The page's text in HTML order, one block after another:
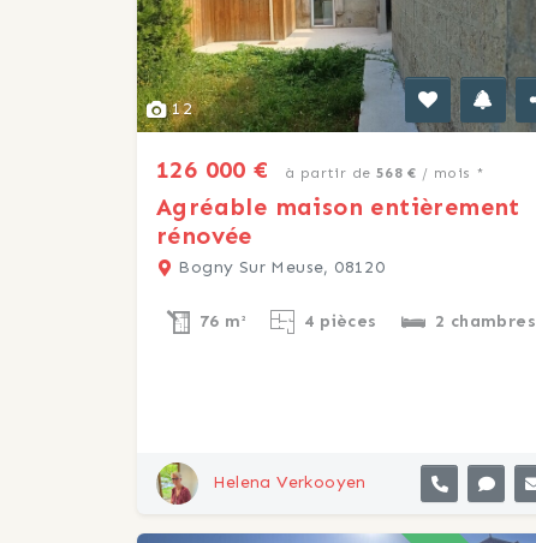
12
126 000 € à partir de 568 € / mois *
Agréable maison entièrement
rénovée
Bogny Sur Meuse, 08120
76 m² 4 pièces 2 chambres
Helena Verkooyen